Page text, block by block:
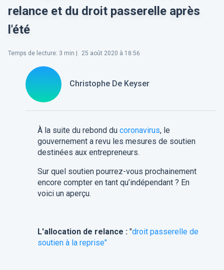
relance et du droit passerelle après
l'été
Temps de lecture: 3 min | 25 août 2020 à 18:56
Christophe De Keyser
À la suite du rebond du coronavirus, le
gouvernement a revu les mesures de soutien
destinées aux entrepreneurs.
Sur quel soutien pourrez-vous prochainement
encore compter en tant qu’indépendant ? En
voici un aperçu.
L'allocation de relance : "droit passerelle de
soutien à la reprise"